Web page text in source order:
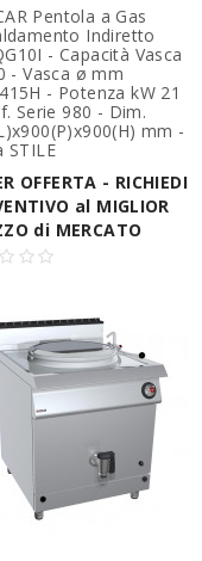
Pentola a Gas
Indiretto
- Capacità Vasca
- Vasca ø mm
- Potenza kW 21
Serie 980 - Dim.
mm -
STILE
OFFERTA - RICHIEDI
al MIGLIOR
di MERCATO